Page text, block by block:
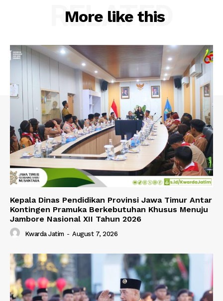
More like this
RELATED
Kepala Dinas Pendidikan Provinsi Jawa Timur Antar
Kontingen Pramuka Berkebutuhan Khusus Menuju
Jambore Nasional XII Tahun 2026
Kwarda Jatim - August 7, 2026